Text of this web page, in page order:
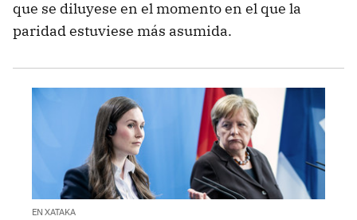
que se diluyese en el momento en el que la
paridad estuviese más asumida.
EN XATAKA